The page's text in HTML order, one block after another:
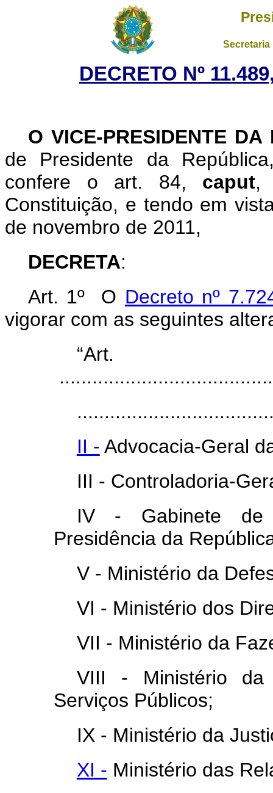
DECRETO Nº
O VICE-PRESIDENTE
de Presidente da
confere o art. 84, caput,
Constituição, e tendo em
de novembro de 2011,
DECRETA:
Art. 1º O Decreto nº
vigorar com as seguintes
II - Advocacia-Geral
III - Controladoria-
IV - Gabinete de
Presidência da
V - Ministério da
VI - Ministério dos
VII - Ministério da
VIII - Ministério
Serviços Públicos;
IX - Ministério da
XI - Ministério das